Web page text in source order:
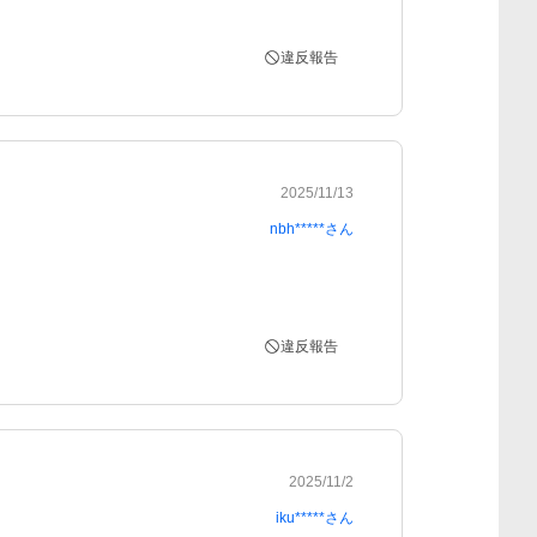
違反報告
2025/11/13
nbh*****さん
違反報告
2025/11/2
iku*****さん